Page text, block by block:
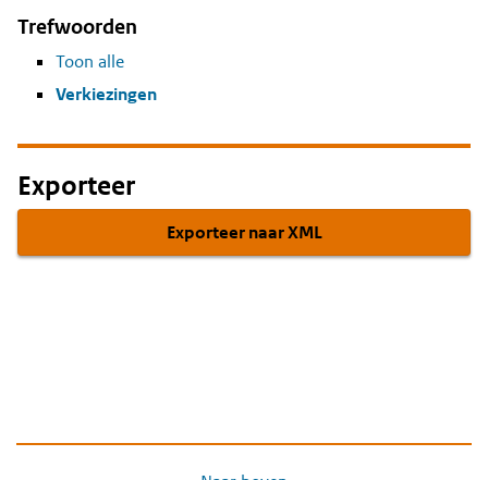
Trefwoorden
Toon alle
Verkiezingen
Exporteer
Exporteer naar XML